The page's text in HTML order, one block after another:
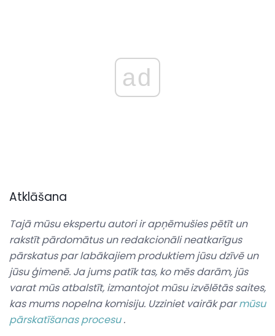
ad
Atklāšana
Tajā mūsu ekspertu autori ir apņēmušies pētīt un
rakstīt pārdomātus un redakcionāli neatkarīgus
pārskatus par labākajiem produktiem jūsu dzīvē un
jūsu ģimenē. Ja jums patīk tas, ko mēs darām, jūs
varat mūs atbalstīt, izmantojot mūsu izvēlētās saites,
kas mums nopelna komisiju. Uzziniet vairāk parmūsu
pārskatīšanas procesu.